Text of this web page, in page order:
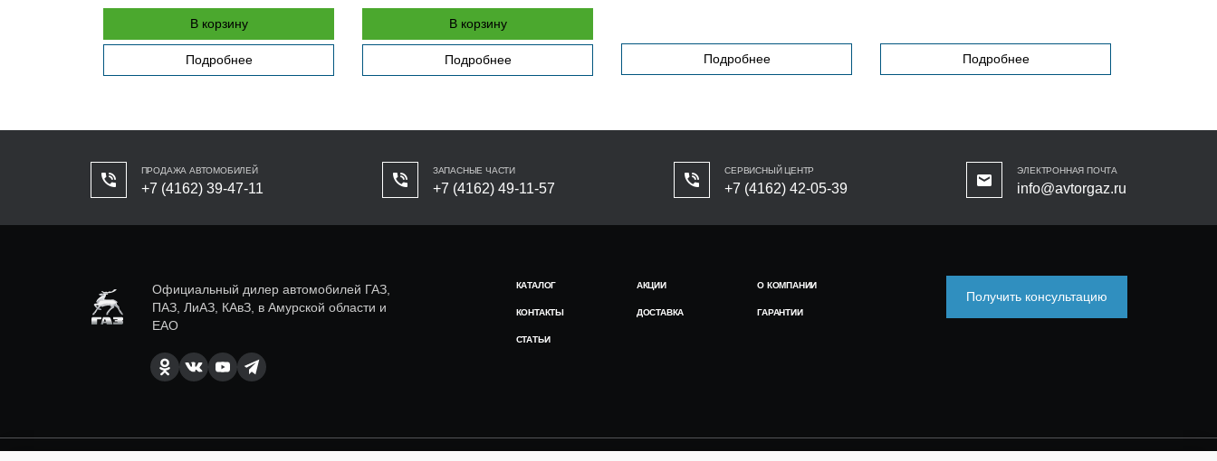
В корзину
Подробнее
В корзину
Подробнее Подробнее Подробнее
ПРОДАЖА АВТОМОБИЛЕЙ
+7 (4162) 39-47-11
ЗАПАСНЫЕ ЧАСТИ
+7 (4162) 49-11-57
СЕРВИСНЫЙ ЦЕНТР
+7 (4162) 42-05-39
ЭЛЕКТРОННАЯ ПОЧТА
info@avtorgaz.ru
Официальный дилер автомобилей ГАЗ,
ПАЗ, ЛиАЗ, КАвЗ, в Амурской области и
ЕАО
КАТАЛОГ АКЦИИ О КОМПАНИИ
КОНТАКТЫ ДОСТАВКА ГАРАНТИИ
СТАТЬИ
Получить консультацию